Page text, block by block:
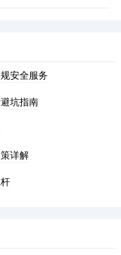
安全服务
坑指南
详解